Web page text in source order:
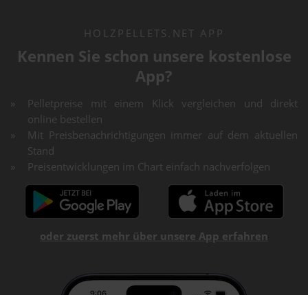
HOLZPELLETS.NET APP
Kennen Sie schon unsere kostenlose
App?
Pelletpreise mit einem Klick vergleichen und direkt
online bestellen
Mit Preisbenachrichtigungen immer auf dem aktuellen
Stand
Preisentwicklungen im Chart einfach nachverfolgen
oder zuerst mehr über unsere App erfahren